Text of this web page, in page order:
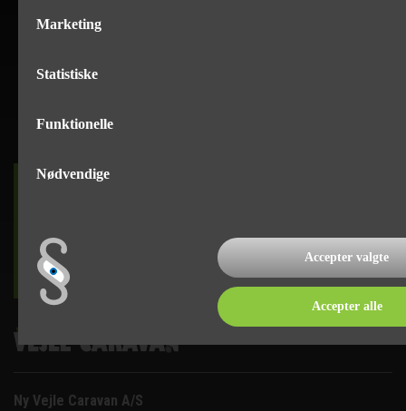
læs mere
Ny Vejle Caravan A/S
Marketing
Statistiske
Funktionelle
Nødvendige
Accepter valgte
Accepter alle